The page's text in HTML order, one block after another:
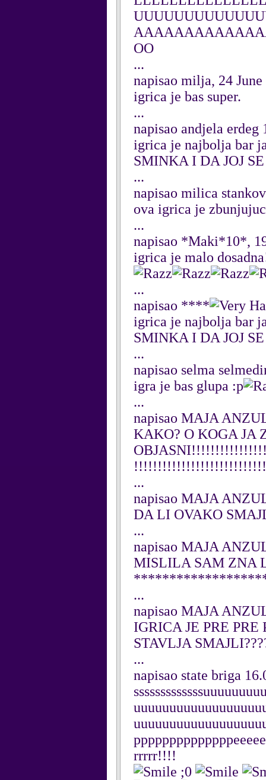
OO
...
napisao milja, 24 June
igrica je bas super.
...
napisao andjela
igrica je najbolja bar
SMINKA I DA JOJ
...
napisao milica
ova igrica je
...
napisao *Maki*10*,
igrica je malo
...
napisao ****
igrica je najbolja bar
SMINKA I DA JOJ
...
napisao selma
igra je bas glupa :p
...
napisao MAJA
KAKO? O KOGA JA
...
napisao MAJA
DA LI OVAKO
...
napisao MAJA
MISLILA SAM ZNA
...
napisao MAJA
IGRICA JE PRE
STAVLJA
...
napisao state briga
rrrrr!!!!
;0